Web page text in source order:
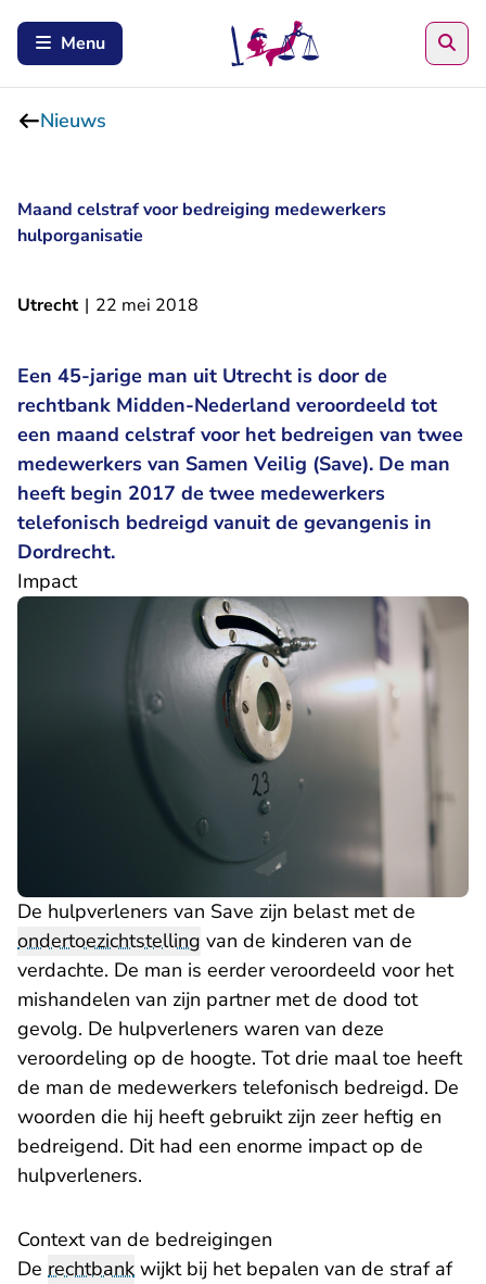
Menu
Nieuws
Maand celstraf voor bedreiging medewerkers
hulporganisatie
Utrecht | 22 mei 2018
Een 45-jarige man uit Utrecht is door de
rechtbank Midden-Nederland veroordeeld tot
een maand celstraf voor het bedreigen van twee
medewerkers van Samen Veilig (Save). De man
heeft begin 2017 de twee medewerkers
telefonisch bedreigd vanuit de gevangenis in
Dordrecht.
Impact
De hulpverleners van Save zijn belast met de
ondertoezichtstelling van de kinderen van de
verdachte. De man is eerder veroordeeld voor het
mishandelen van zijn partner met de dood tot
gevolg. De hulpverleners waren van deze
veroordeling op de hoogte. Tot drie maal toe heeft
de man de medewerkers telefonisch bedreigd. De
woorden die hij heeft gebruikt zijn zeer heftig en
bedreigend. Dit had een enorme impact op de
hulpverleners.
Context van de bedreigingen
De rechtbank wijkt bij het bepalen van de straf af